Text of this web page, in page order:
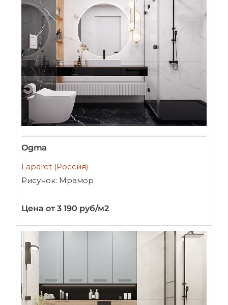
Ogma
Laparet (Россия)
Рисунок: Мрамор
Цена от 3 190 руб/м2